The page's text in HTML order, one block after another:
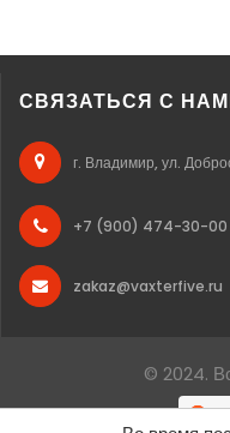
СВЯЗАТЬСЯ С
г. Владимир, ул.
+7 (900) 474-30-00
zakaz@vaxterfive.ru
© 2024.